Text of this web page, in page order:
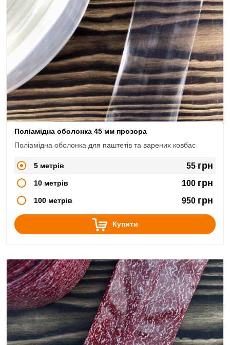
Поліамідна оболонка 45 мм прозора
Поліамідна оболонка для паштетів та варених ковбас
5 метрів 55 грн
10 метрів 100 грн
100 метрів 950 грн
Купити